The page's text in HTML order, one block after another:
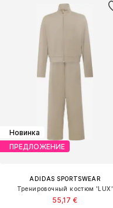
Новинка
ПРЕДЛОЖЕНИЕ
ADIDAS SPORTSWEAR
Тренировочный костюм 'LUX'
55,17 €